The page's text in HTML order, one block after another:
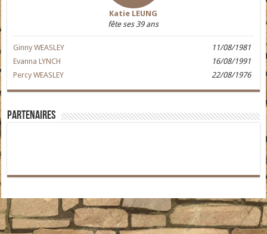
Katie LEUNG
fête ses 39 ans
Ginny WEASLEY
11/08/1981
Evanna LYNCH
16/08/1991
Percy WEASLEY
22/08/1976
Partenaires